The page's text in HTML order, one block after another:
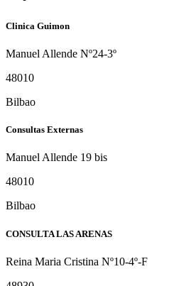
Clinica Guimon
Manuel Allende Nº24-3º
48010
Bilbao
Consultas Externas
Manuel Allende 19 bis
48010
Bilbao
CONSULTA LAS ARENAS
Reina Maria Cristina Nº10-4º-F